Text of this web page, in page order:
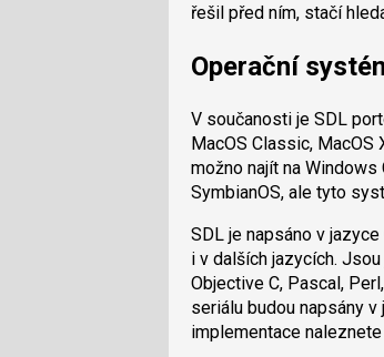
řešil před ním, stačí
Operační
V součanosti je SDL
MacOS Classic, MacOS
možno najít na Windows
SymbianOS, ale tyto
SDL je napsáno v
i v dalších jazycích. Jsou
Objective C, Pascal,
seriálu budou napsány
implementace naleznete